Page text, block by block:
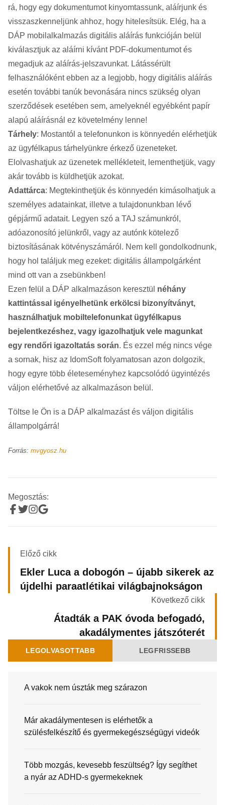
rá, hogy egy dokumentumot kinyomtassunk, aláírjunk és
visszaszkenneljünk ahhoz, hogy hitelesítsük. Elég, ha a
DÁP mobilalkalmazás digitális aláírás funkcióján belül
kiválasztjuk az aláírni kívánt PDF-dokumentumot és
megadjuk az aláírás-jelszavunkat. Látássérült
felhasználóként ebben az a legjobb, hogy digitális aláírás
esetén további tanúk bevonására nincs szükség olyan
szerződések esetében sem, amelyeknél egyébként papír
alapú aláírásnál ez követelmény lenne!
Tárhely: Mostantól a telefonunkon is könnyedén elérhetjük
az ügyfélkapus tárhelyünkre érkező üzeneteket.
Elolvashatjuk az üzenetek mellékleteit, lementhetjük, vagy
akár tovább is küldhetjük azokat.
Adattárca: Megtekinthetjük és könnyedén kimásolhatjuk a
személyes adatainkat, illetve a tulajdonunkban lévő
gépjármű adatait. Legyen szó a TAJ számunkról,
adóazonosító jelünkről, vagy az autónk kötelező
biztosításának kötvényszámáról. Nem kell gondolkodnunk,
hogy hol találjuk meg ezeket: digitális állampolgárként
mind ott van a zsebünkben!
Ezen felül a DÁP alkalmazáson keresztül néhány
kattintással igényelhetünk erkölcsi bizonyítványt,
használhatjuk mobiltelefonunkat ügyfélkapus
bejelentkezéshez, vagy igazolhatjuk vele magunkat
egy rendőri igazoltatás során. És ezzel még nincs vége
a sornak, hisz az IdomSoft folyamatosan azon dolgozik,
hogy egyre több életeseményhez kapcsolódó ügyintézés
váljon elérhetővé az alkalmazáson belül.
Töltse le Ön is a DÁP alkalmazást és váljon digitális
állampolgárrá!
Forrás: mvgyosz.hu
Megosztás:
Előző cikk
Ekler Luca a dobogón – újabb sikerek az
újdelhi paraatlétikai világbajnokságon
Következő cikk
Átadták a PAK óvoda befogadó,
akadálymentes játszóterét
LEGOLVASOTTABB LEGFRISSEBB
A vakok nem úszták meg szárazon
Már akadálymentesen is elérhetők a
szülésfelkészítő és gyermekegészségügyi videók
Több mozgás, kevesebb feszültség? Így segíthet
a nyár az ADHD-s gyermekeknek